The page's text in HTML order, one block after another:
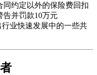
同约定以外的保险费回扣
告并罚款10万元
业快速发展中的一些共